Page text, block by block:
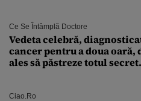
Ce Se Întâmplă Doctore
Vedeta celebră,
cancer pentru a doua oară,
ales să păstreze totul
Ciao.ro